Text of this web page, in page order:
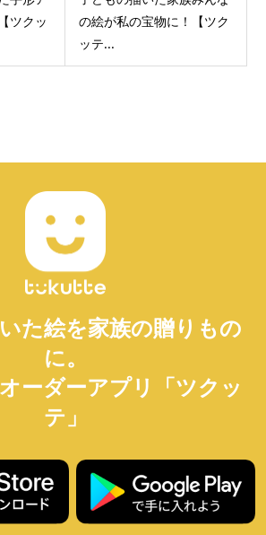
ツクッ
の絵が私の宝物に！【ツク
ッテ...
た絵を家族の贈りもの
に。
ーダーアプリ「ツクッ
テ」